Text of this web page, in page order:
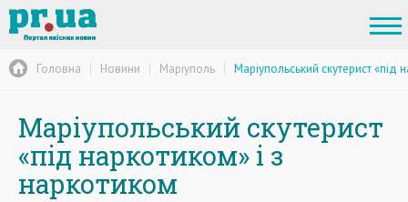
Головна Новини Маріуполь Маріупольський скутерист «під
Маріупольський скутерист
«під наркотиком» і з
наркотиком